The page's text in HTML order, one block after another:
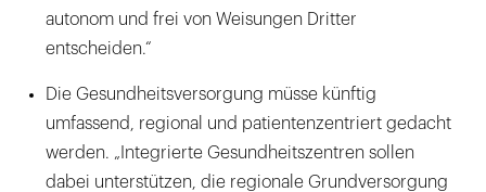
autonom und frei von Weisungen Dritter
entscheiden.“
Die Gesundheitsversorgung müsse künftig
umfassend, regional und patientenzentriert gedacht
werden. „Integrierte Gesundheitszentren sollen
dabei unterstützen, die regionale Grundversorgung